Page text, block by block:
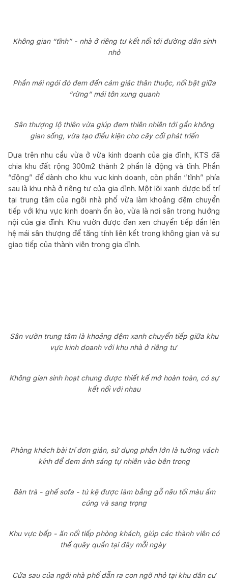
Không gian “tĩnh” - nhà ở riêng tư kết nối tới đường dân sinh
nhỏ
Phần mái ngói đỏ đem đến cảm giác thân thuộc, nổi bật giữa
“rừng” mái tôn xung quanh
Sân thượng lộ thiên vừa giúp đem thiên nhiên tới gần không
gian sống, vừa tạo điều kiện cho cây cối phát triển
Dựa trên nhu cầu vừa ở vừa kinh doanh của gia đình, KTS đã
chia khu đất rộng 300m2 thành 2 phần là động và tĩnh. Phần
“động” để dành cho khu vực kinh doanh, còn phần “tĩnh” phía
sau là khu nhà ở riêng tư của gia đình. Một lõi xanh được bố trí
tại trung tâm của ngôi nhà phố vừa làm khoảng đệm chuyển
tiếp với khu vực kinh doanh ồn ào, vừa là nơi sân trong hướng
nội của gia đình. Khu vườn được đan xen chuyển tiếp dần lên
hệ mái sân thượng để tăng tính liên kết trong không gian và sự
giao tiếp của thành viên trong gia đình.
Sân vườn trung tâm là khoảng đệm xanh chuyển tiếp giữa khu
vực kinh doanh với khu nhà ở riêng tư
Không gian sinh hoạt chung được thiết kế mở hoàn toàn, có sự
kết nối với nhau
Phòng khách bài trí đơn giản, sử dụng phần lớn là tường vách
kính để đem ánh sáng tự nhiên vào bên trong
Bàn trà - ghế sofa - tủ kệ được làm bằng gỗ nâu tối màu ấm
cúng và sang trọng
Khu vực bếp - ăn nối tiếp phòng khách, giúp các thành viên có
thể quây quần tại đây mỗi ngày
Cửa sau của ngôi nhà phố dẫn ra con ngõ nhỏ tại khu dân cư